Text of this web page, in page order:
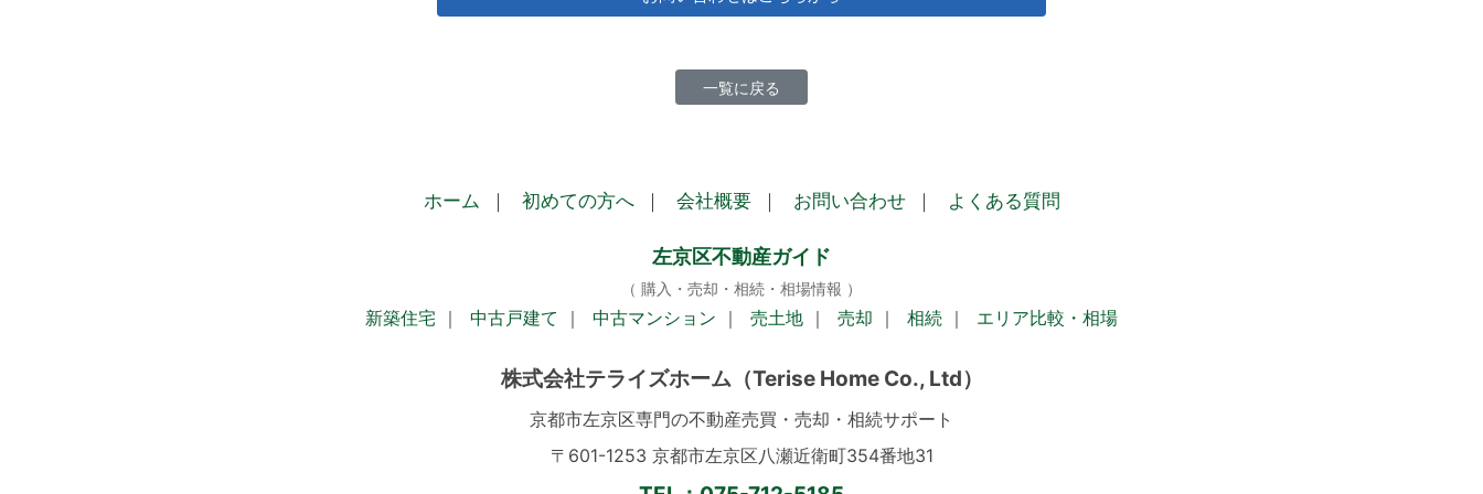
一覧に戻る
ホーム ｜ 初めての方へ ｜ 会社概要 ｜ お問い合わせ ｜ よくある質問
左京区不動産ガイド
（ 購入・売却・相続・相場情報 ）
新築住宅 ｜ 中古戸建て ｜ 中古マンション ｜ 売土地 ｜ 売却 ｜ 相続 ｜ エリア比較・相場
株式会社テライズホーム（Terise Home Co., Ltd）
京都市左京区専門の不動産売買・売却・相続サポート
〒601-1253 京都市左京区八瀬近衛町354番地31